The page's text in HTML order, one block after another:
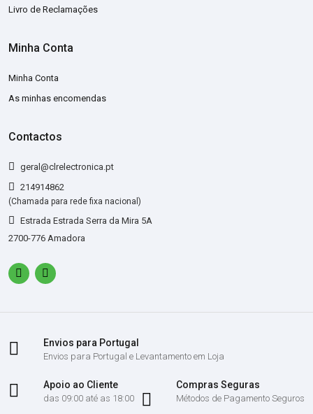
Livro de Reclamações
Minha Conta
Minha Conta
As minhas encomendas
Contactos
geral@clrelectronica.pt
214914862
(Chamada para rede fixa nacional)
Estrada Estrada Serra da Mira 5A
2700-776 Amadora
Envios para Portugal
Envios para Portugal e Levantamento em Loja
Apoio ao Cliente
das 09:00 até as 18:00
Compras Seguras
Métodos de Pagamento Seguros